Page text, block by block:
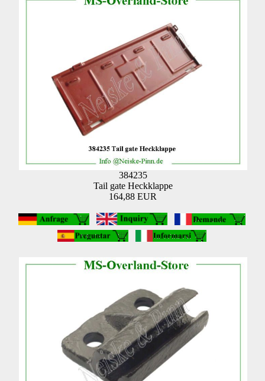
384235
Tail gate Heckklappe
164,88 EUR